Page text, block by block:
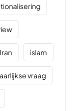
Iran islam
vraag